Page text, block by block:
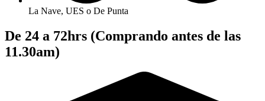
La Nave, UES o De Punta
De 24 a 72hrs (Comprando antes de las
11.30am)